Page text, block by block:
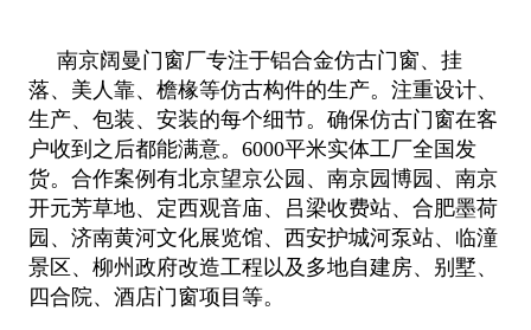
南京阔曼门窗厂专注于铝合金仿古门窗、挂
落、美人靠、檐椽等仿古构件的生产。注重设计、
生产、包装、安装的每个细节。确保仿古门窗在客
户收到之后都能满意。6000平米实体工厂全国发
货。合作案例有北京望京公园、南京园博园、南京
开元芳草地、定西观音庙、吕梁收费站、合肥墨荷
园、济南黄河文化展览馆、西安护城河泵站、临潼
景区、柳州政府改造工程以及多地自建房、别墅、
四合院、酒店门窗项目等。